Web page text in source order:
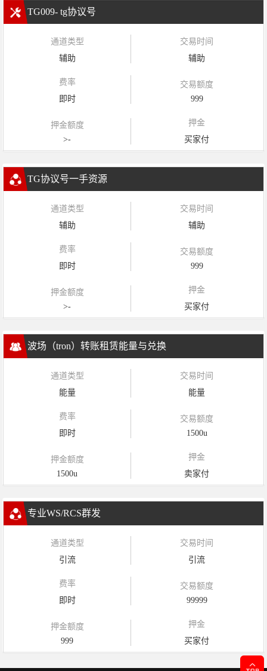
TG009- tg协议号
通道类型
辅助
交易时间
辅助
费率
即时
交易额度
999
押金额度
>-
押金
买家付
TG协议号一手资源
通道类型
辅助
交易时间
辅助
费率
即时
交易额度
999
押金额度
>-
押金
买家付
波场（tron）转账租赁能量与兑换
通道类型
能量
交易时间
能量
费率
即时
交易额度
1500u
押金额度
1500u
押金
卖家付
专业WS/RCS群发
通道类型
引流
交易时间
引流
费率
即时
交易额度
99999
押金额度
999
押金
买家付